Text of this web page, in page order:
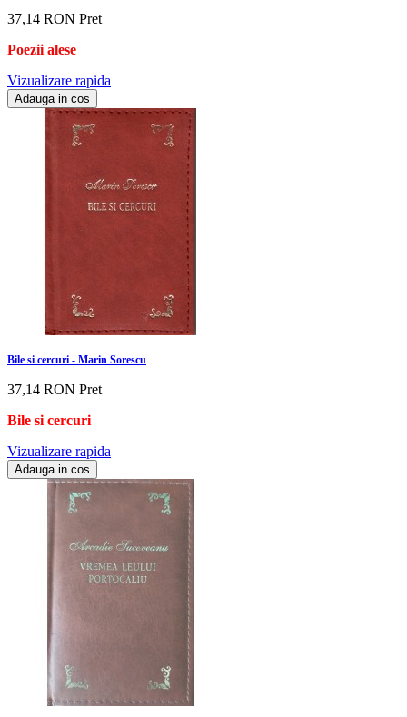
37,14 RON Pret
Poezii alese
Vizualizare rapida
Adauga in cos
Bile si cercuri - Marin Sorescu
37,14 RON Pret
Bile si cercuri
Vizualizare rapida
Adauga in cos